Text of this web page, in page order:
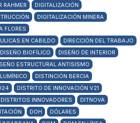
RAHMER
DIGITALIZACIÓN
DIGITALIZACIÓN MINERA
FLORES
EN CABILDO
DIRECCIÓN DEL TRABAJO
DISEÑO BIOFÍLICO
DISEÑO DE INTERIOR
ESTRUCTURAL ANTISISMO
DISTINCIÓN BERCIA
DISTRITO DE INNOVACIÓN V21
DISTRITOS INNOVADORES
DITNOVA
DOH
DÓLARES